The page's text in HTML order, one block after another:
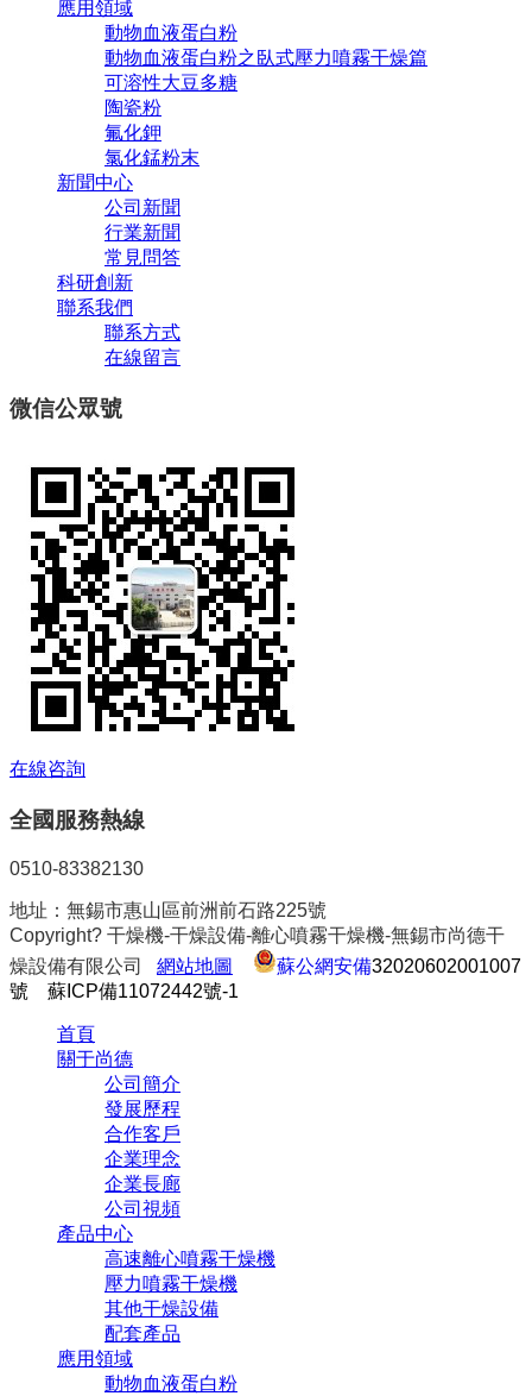
應用領域
動物血液蛋白粉
動物血液蛋白粉之臥式壓力噴霧干燥篇
可溶性大豆多糖
陶瓷粉
氟化鉀
氯化錳粉末
新聞中心
公司新聞
行業新聞
常見問答
科研創新
聯系我們
聯系方式
在線留言
微信公眾號
在線咨詢
全國服務熱線
0510-83382130
地址：無錫市惠山區前洲前石路225號
Copyright? 干燥機-干燥設備-離心噴霧干燥機-無錫市尚德干
燥設備有限公司
網站地圖 蘇公網安備32020602001007
號
蘇ICP備11072442號-1
首頁
關于尚德
公司簡介
發展歷程
合作客戶
企業理念
企業長廊
公司視頻
產品中心
高速離心噴霧干燥機
壓力噴霧干燥機
其他干燥設備
配套產品
應用領域
動物血液蛋白粉